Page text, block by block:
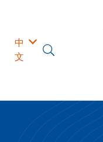
中
文